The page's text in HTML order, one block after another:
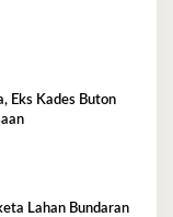
Eks Kades Buton
Lahan Bundaran